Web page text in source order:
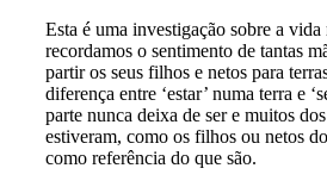
Esta é uma investigação sobre a
recordamos o sentimento de tantas
partir os seus filhos e netos para
diferença entre ‘estar’ numa terra e
parte nunca deixa de ser e muitos
estiveram, como os filhos ou netos
como referência do que são.